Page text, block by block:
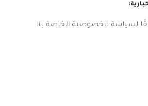
لسياسة الخصوصية الخاصة بنا